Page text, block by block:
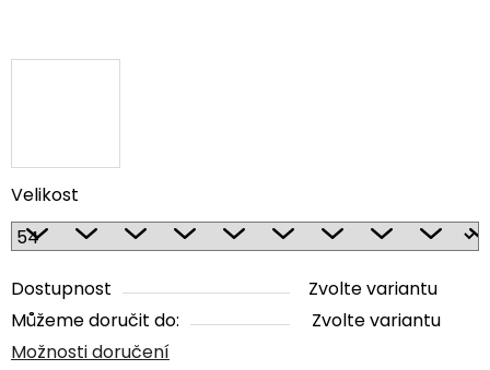
Velikost
Dostupnost
Zvolte variantu
Můžeme doručit do:
Zvolte variantu
Možnosti doručení